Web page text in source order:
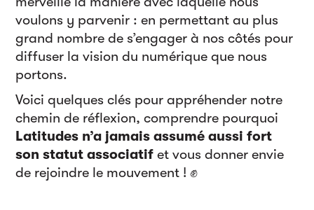
voulons y parvenir : en permettant au plus
grand nombre de s’engager à nos côtés pour
diffuser la vision du numérique que nous
portons.
Voici quelques clés pour appréhender notre
chemin de réflexion, comprendre pourquoi
Latitudes n’a jamais assumé aussi fort
son statut associatif et vous donner envie
de rejoindre le mouvement ! ✊